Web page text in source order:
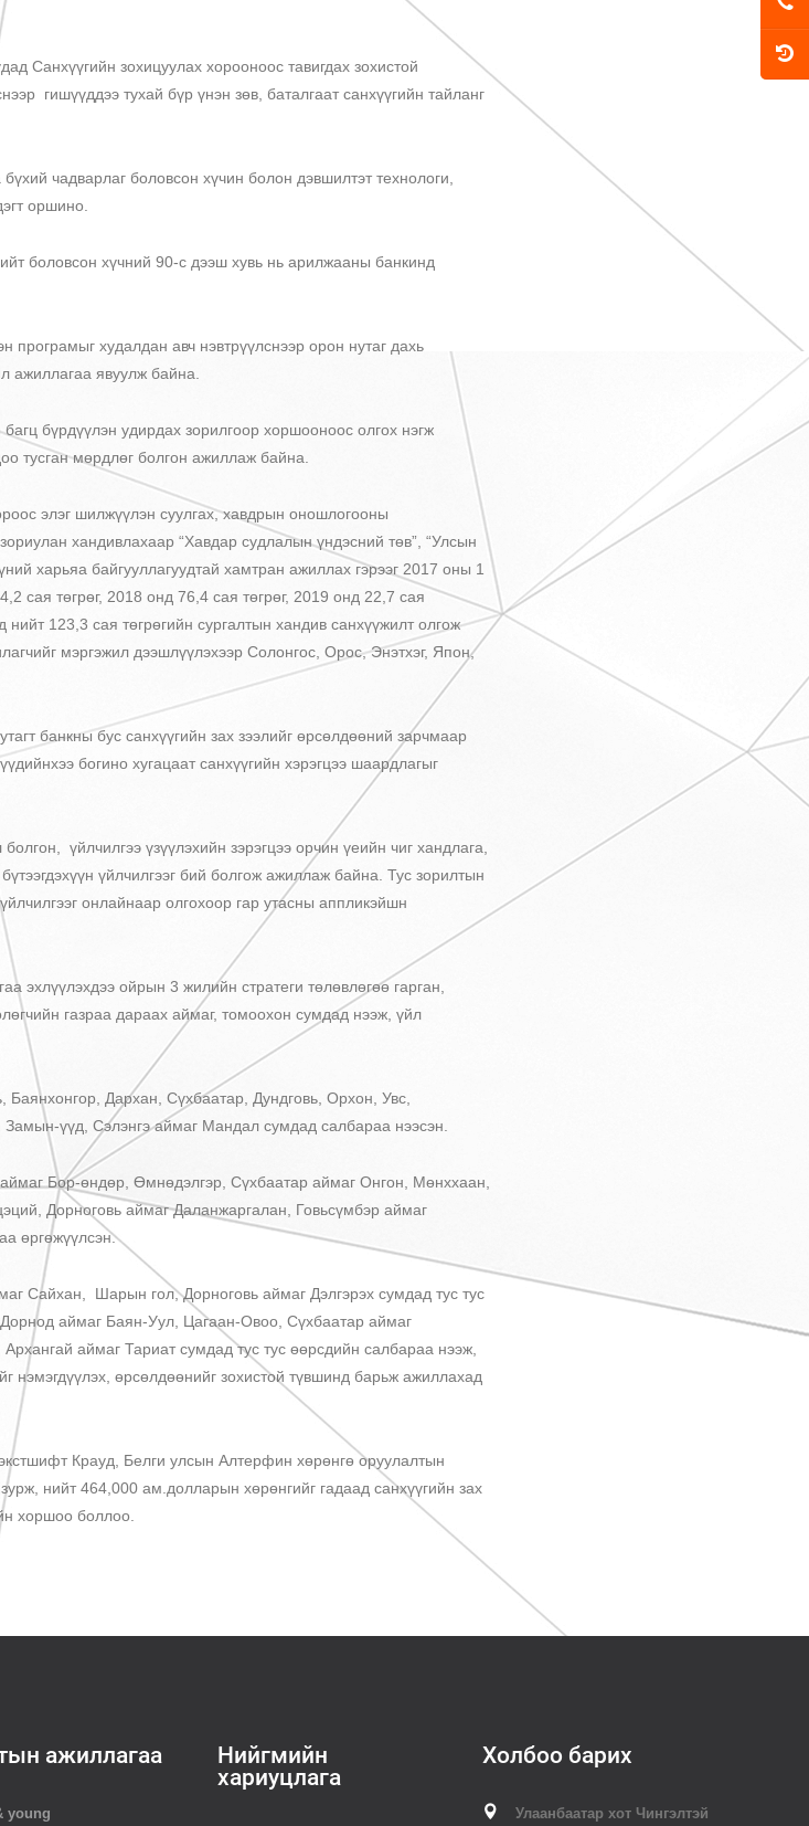
зохицуулах хорооноос тавигдах зохистой
гишүүддээ тухай бүр үнэн зөв, баталгаат санхүүгийн тайланг
чадварлаг боловсон хүчин болон дэвшилтэт технологи,
оршино.
хүчний 90-с дээш хувь нь арилжааны банкинд
худалдан авч нэвтрүүлснээр орон нутаг дахь
ажиллагаа явуулж байна.
бүрдүүлэн удирдах зорилгоор хоршооноос олгох нэгж
тусган мөрдлөг болгон ажиллаж байна.
элэг шилжүүлэн суулгах, хавдрын оношлогооны
хандивлахаар “Хавдар судлалын үндэсний төв”, “Улсын
харьяа байгууллагуудтай хамтран ажиллах гэрээг 2017 оны 1
сая төгрөг, 2018 онд 76,4 сая төгрөг, 2019 онд 22,7 сая
123,3 сая төгрөгийн сургалтын хандив санхүүжилт олгож
мэргэжил дээшлүүлэхээр Солонгос, Орос, Энэтхэг, Япон,
бус санхүүгийн зах зээлийг өрсөлдөөний зарчмаар
богино хугацаат санхүүгийн хэрэгцээ шаардлагыг
үйлчилгээ үзүүлэхийн зэрэгцээ орчин үеийн чиг хандлага,
үйлчилгээг бий болгож ажиллаж байна. Тус зорилтын
онлайнаар олгохоор гар утасны аппликэйшн
ойрын 3 жилийн стратеги төлөвлөгөө гарган,
газраа дараах аймаг, томоохон сумдад нээж, үйл
Дархан, Сүхбаатар, Дундговь, Орхон, Увс,
үүд, Сэлэнгэ аймаг Мандал сумдад салбараа нээсэн.
Бор-өндөр, Өмнөдэлгэр, Сүхбаатар аймаг Онгон, Мөнххаан,
Дорноговь аймаг Даланжаргалан, Говьсүмбэр аймаг
өргөжүүлсэн.
Шарын гол, Дорноговь аймаг Дэлгэрэх сумдад тус тус
аймаг Баян-Уул, Цагаан-Овоо, Сүхбаатар аймаг
аймаг Тариат сумдад тус тус өөрсдийн салбараа нээж,
нэмэгдүүлэх, өрсөлдөөнийг зохистой түвшинд барьж ажиллахад
Крауд, Белги улсын Алтерфин хөрөнгө оруулалтын
нийт 464,000 ам.долларын хөрөнгийг гадаад санхүүгийн зах
хоршоо боллоо.
ажиллагаа
young
Нийгмийн
хариуцлага
Холбоо барих
Улаанбаатар хот Чингэлтэй